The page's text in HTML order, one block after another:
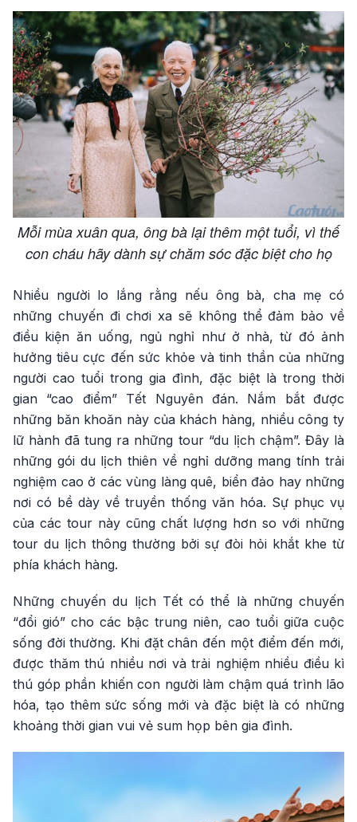
Mỗi mùa xuân qua, ông bà lại thêm một tuổi, vì thế
con cháu hãy dành sự chăm sóc đặc biệt cho họ
Nhiều người lo lắng rằng nếu ông bà, cha mẹ có
những chuyến đi chơi xa sẽ không thể đảm bảo về
điều kiện ăn uống, ngủ nghỉ như ở nhà, từ đó ảnh
hưởng tiêu cực đến sức khỏe và tinh thần của những
người cao tuổi trong gia đình, đặc biệt là trong thời
gian “cao điểm” Tết Nguyên đán. Nắm bắt được
những băn khoăn này của khách hàng, nhiều công ty
lữ hành đã tung ra những tour “du lịch chậm”. Đây là
những gói du lịch thiên về nghỉ dưỡng mang tính trải
nghiệm cao ở các vùng làng quê, biển đảo hay những
nơi có bề dày về truyền thống văn hóa. Sự phục vụ
của các tour này cũng chất lượng hơn so với những
tour du lịch thông thường bởi sự đòi hỏi khắt khe từ
phía khách hàng.
Những chuyến du lịch Tết có thể là những chuyến
“đổi gió” cho các bậc trung niên, cao tuổi giữa cuộc
sống đời thường. Khi đặt chân đến một điểm đến mới,
được thăm thú nhiều nơi và trải nghiệm nhiều điều kì
thú góp phần khiến con người làm chậm quá trình lão
hóa, tạo thêm sức sống mới và đặc biệt là có những
khoảng thời gian vui vẻ sum họp bên gia đình.